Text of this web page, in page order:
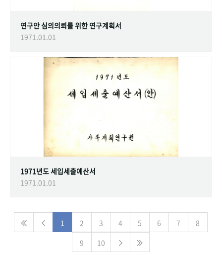
연구안 심의의뢰를 위한 연구계획서
1971.01.01
1971년도 세입세출예산서
1971.01.01
1 2 3 4 5 6 7
8
9
10